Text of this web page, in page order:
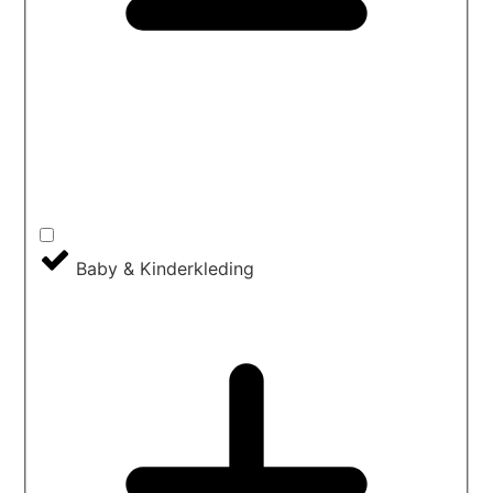
Baby & Kinderkleding